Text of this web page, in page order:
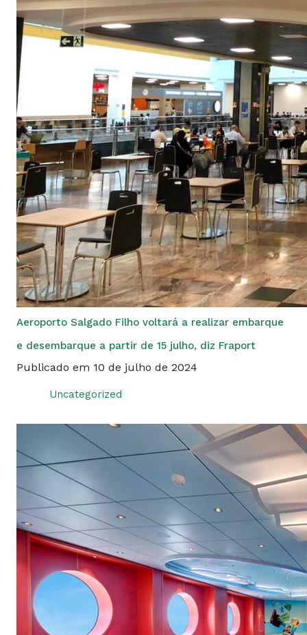
Aeroporto Salgado Filho voltará a realizar embarque
e desembarque a partir de 15 julho, diz Fraport
Publicado em 10 de julho de 2024
Uncategorized